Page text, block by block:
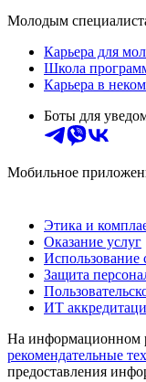
Молодым
Карьера для
Школа
Карьера в
Боты для
Мобильное
Этика и
Оказание услуг
Использование
Защита
ИТ
На информационном
рекомендательные
предоставления